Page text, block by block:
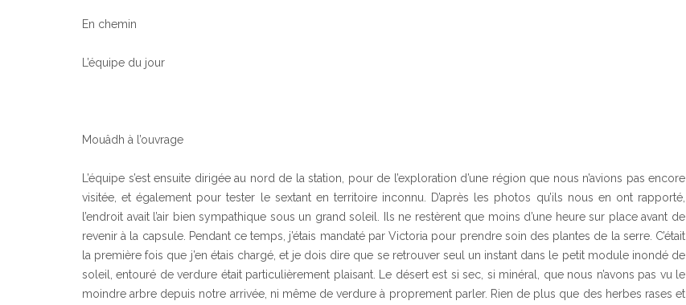
En chemin
L’équipe du jour
Mouâdh à l’ouvrage
L’équipe s’est ensuite dirigée au nord de la station, pour de l’exploration d’une région que nous n’avions pas encore
visitée, et également pour tester le sextant en territoire inconnu. D’après les photos qu’ils nous en ont rapporté,
l’endroit avait l’air bien sympathique sous un grand soleil. Ils ne restèrent que moins d’une heure sur place avant de
revenir à la capsule. Pendant ce temps, j’étais mandaté par Victoria pour prendre soin des plantes de la serre. C’était
la première fois que j’en étais chargé, et je dois dire que se retrouver seul un instant dans le petit module inondé de
soleil, entouré de verdure était particulièrement plaisant. Le désert est si sec, si minéral, que nous n’avons pas vu le
moindre arbre depuis notre arrivée, ni même de verdure à proprement parler. Rien de plus que des herbes rases et